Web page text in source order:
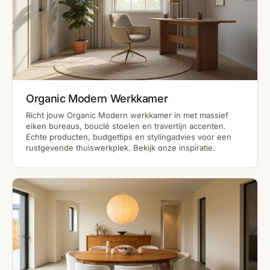
Organic Modern Werkkamer
Richt jouw Organic Modern werkkamer in met massief
eiken bureaus, bouclé stoelen en travertijn accenten.
Echte producten, budgettips en stylingadvies voor een
rustgevende thuiswerkplek. Bekijk onze inspiratie.